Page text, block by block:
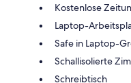
Kostenlose
Laptop-
Safe in Laptop-
Schallisolierte
Schreibtisch